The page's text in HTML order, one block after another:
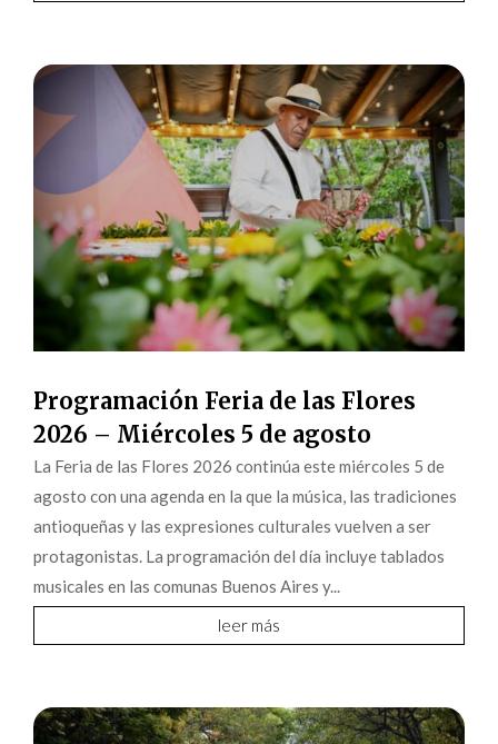
Programación Feria de las Flores
2026 – Miércoles 5 de agosto
La Feria de las Flores 2026 continúa este miércoles 5 de
agosto con una agenda en la que la música, las tradiciones
antioqueñas y las expresiones culturales vuelven a ser
protagonistas. La programación del día incluye tablados
musicales en las comunas Buenos Aires y...
leer más